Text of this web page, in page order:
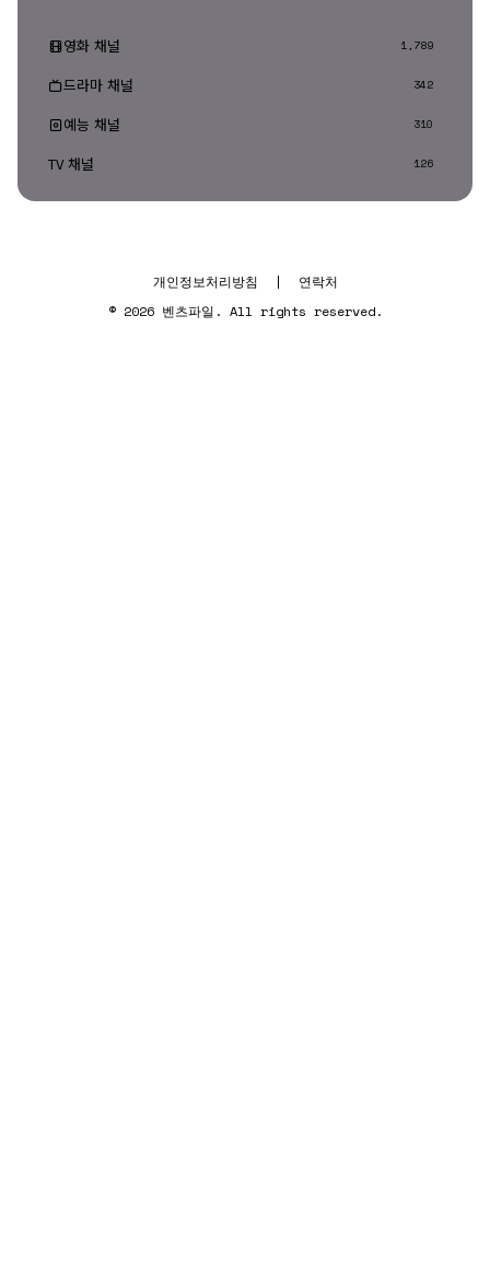
영화 채널 1,789
드라마 채널 342
예능 채널 310
TV 채널 126
개인정보처리방침 |
연락처
© 2026 벤츠파일. All rights reserved.